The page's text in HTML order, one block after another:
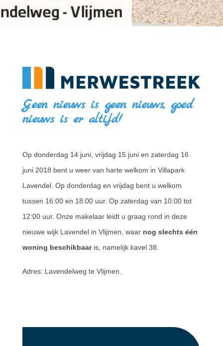
Geen nieuws is geen nieuws, goed
nieuws is er altijd!
Op donderdag 14 juni, vrijdag 15 juni en zaterdag 16
juni 2018 bent u weer van harte welkom in Villapark
Lavendel. Op donderdag en vrijdag bent u welkom
tussen 16:00 en 18:00 uur. Op zaterdag van 10:00 tot
12:00 uur. Onze makelaar leidt u graag rond in deze
nieuwe wijk Lavendel in Vlijmen, waar nog slechts één
woning beschikbaaris, namelijk kavel 38.
Adres: Lavendelweg te Vlijmen.